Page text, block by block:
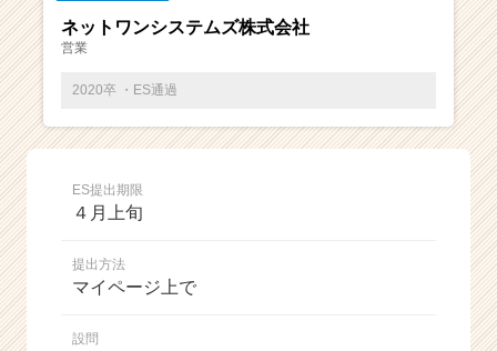
ベ
ー・
成
ス
ネットワンシステムズ株式会社
営業
2020卒 ・ES通過
ES提出期限
４月上旬
提出方法
マイページ上で
設問